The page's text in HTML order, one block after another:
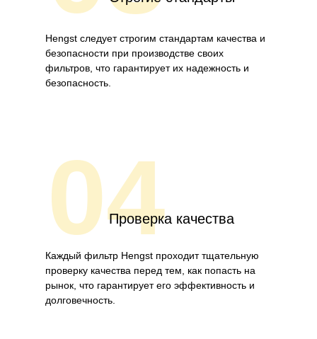
Hengst следует строгим стандартам качества и
безопасности при производстве своих
фильтров, что гарантирует их надежность и
безопасность.
04Проверка качества
Каждый фильтр Hengst проходит тщательную
проверку качества перед тем, как попасть на
рынок, что гарантирует его эффективность и
долговечность.